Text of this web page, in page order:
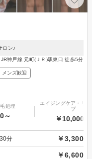
ロン♪
神戸線 元町(ＪＲ)駅東口 徒歩5分
メンズ歓迎
処理
～
エイジングケア・リ
プ
￥10,000～
分 ￥3,300
￥6,600